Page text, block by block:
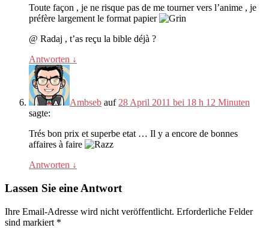
Toute façon , je ne risque pas de me tourner vers l’anime , je
préfère largement le format papier
@ Radaj , t’as reçu la bible déjà ?
Antworten ↓
Ambseb auf 28 April 2011 bei 18 h 12 Minuten
sagte:
Trés bon prix et superbe etat … Il y a encore de bonnes
affaires à faire
Antworten ↓
Lassen Sie eine Antwort
Ihre Email-Adresse wird nicht veröffentlicht. Erforderliche Felder
sind markiert *